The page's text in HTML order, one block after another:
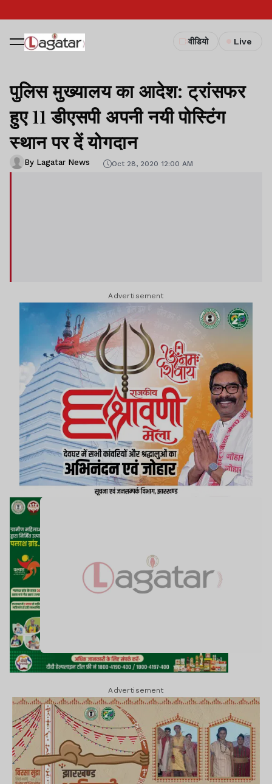
वीडियो Live
पुलिस मुख्यालय का आदेश: ट्रांसफर
हुए 11 डीएसपी अपनी नयी पोस्टिंग
स्थान पर दें योगदान
By Lagatar News Oct 28, 2020 12:00 AM
Advertisement
Advertisement